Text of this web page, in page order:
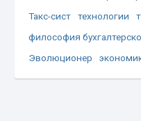
Такс-сист
технологии
философия
Эволюционер